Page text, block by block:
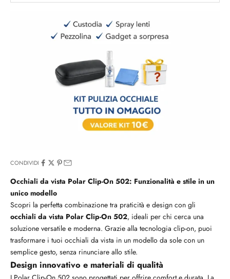
CONDIVIDI
Occhiali da vista Polar Clip-On 502: Funzionalità e stile in un
unico modello
Scopri la perfetta combinazione tra praticità e design con gli
occhiali da vista Polar Clip-On 502, ideali per chi cerca una
soluzione versatile e moderna. Grazie alla tecnologia clip-on, puoi
trasformare i tuoi occhiali da vista in un modello da sole con un
semplice gesto, senza rinunciare allo stile.
Design innovativo e materiali di qualità